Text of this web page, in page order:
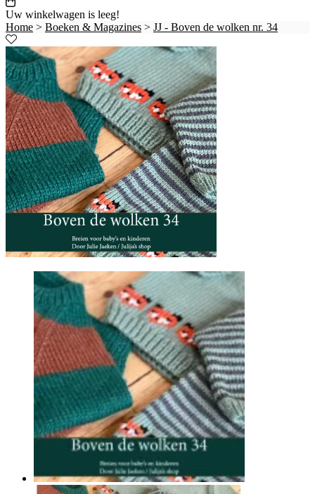
Uw winkelwagen is leeg!
Home > Boeken & Magazines > JJ - Boven de wolken nr. 34